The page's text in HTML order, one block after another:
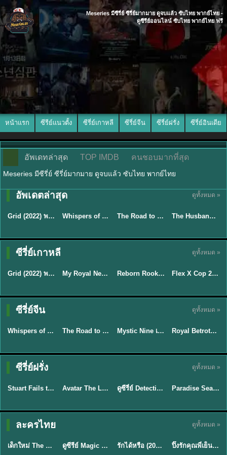
Meseries มีซีรี่ย์ ซีรี่ย์มากมาย ดูจบแล้ว ซับไทย พากย์ไทย -
ดูซีรีย์ออนไลน์ ซับไทย พากย์ไทย ฟรี
หน้าแรก ซีรีย์แนวตั้ง ซีรี่ย์เกาหลี ซีรี่ย์จีน ซีรี่ย์ฝรั่ง ซีรี่ย์อินเดีย
อัพเดทล่าสุด TOP IMDB คนชอบมากที่สุด
Meseries มีซีรี่ย์ ซีรี่ย์มากมาย ดูจบแล้ว ซับไทย พากย์ไทย
อัพเดตล่าสุด ดูทั้งหมด »
★7
ซับไทย
Grid (2022) พากย์ไทย ซับไทย EP.1-10 ★8.5 Whispers of Southern Song ศึกชิงหยกพิศวง (2026) ซับไทย EP.1-24 (จบ) The Road to Splendor พราวพร่างบุปผาตระการ (2026) พากย์ไทย ซับไทย EP.1-36 ★8
พากย์ไทย
The Husband (2026) คืนล่าก่อนหย่า พากย์ไทย EP1-12 (จบ)
ซีรี่ย์เกาหลี ดูทั้งหมด »
★7
ซับไทย
Grid (2022) พากย์ไทย ซับไทย EP.1-10 ★ 8.9 My Royal Nemesis ศัตรูหัวใจ นางร้ายวังหลวง (2026) พากย์ไทย ซับไทย EP.1-14 ★8.1 Reborn Rookie มือใหม่หัดแค้น (2026) พากย์ไทย ซับไทย EP.1-12 ★8
ซับไทย
Flex X Cop 2 คุณชายสายสืบ ซีซั่น 2 (2026) พากย์ไทย ซับไทย EP.1-14
ซีรี่ย์จีน ดูทั้งหมด »
★8.5
ซับไทย
Whispers of Southern Song ศึกชิงหยกพิศวง (2026) ซับไทย EP.1-24 (จบ) The Road to Splendor พราวพร่างบุปผาตระการ (2026) พากย์ไทย ซับไทย EP.1-36 ★9 Mystic Nine เก้าสกุล (2026) พากย์ไทย ซับไทย EP.1-30 ★9
ซับไทย
Royal Betrothal (2026) สัญญาวิวาห์แห่งราชวงศ์ พากย์ไทย ซับไทย EP1-32
ซีรี่ย์ฝรั่ง ดูทั้งหมด »
★9.3
พากย์ไทย
Stuart Fails to Save the Universe สจ๊วตล่มแผนกู้จักรวาล (2026) พากย์ไทย ซับไทย EP.1-10 ★7.8 EP.7Avatar The Last Airbender 2 เณรน้อยเจ้าอภินิหาร พากย์ไทย EP.9ดูซีรี่ย์ Detective Hole (2026) พากย์ไทย HD ฟรี อัปเดตล่าสุด Netflix EP.8
พากย์ไทย
Paradise Season 2 (2026) พากย์ไทย EP1-8 ดูซีรี่ย์ฝรั่ง HD ครบทุกตอน
ละครไทย ดูทั้งหมด »
★ 8 EP.6
พากย์ไทย
เด็กใหม่ The Reset 2026 EP1-6 พากย์ไทย ดูซีรี่ย์ Netflix ล่าสุด HD ดูซีรีย์ Magic Move (2026) ทำนายทายรัก Thai EP.1-10 HD รักได้หรือ (2026) YOUNG Let's Begin Again พากย์ไทย EP.1-19 ★8
พากย์ไทย
ปิ๊งรักคุณพี่เย็นชา (2026) Frozen Valentine EP.1-10 (จบ)